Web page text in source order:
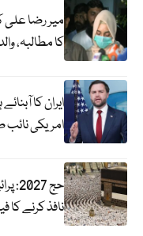
میر رضا علی
کا مطالبہ،
ایران کا
امریکی
حج
نافذ کرنے کا